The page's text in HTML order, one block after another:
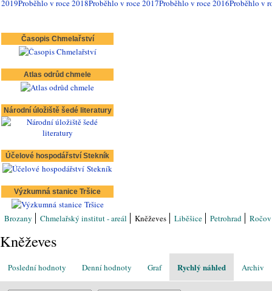
2019Proběhlo v roce 2018Proběhlo v roce 2017Proběhlo v roce 2016Proběhlo v
Časopis Chmelařství
Atlas odrůd chmele
Národní úložiště šedé literatury
Účelové hospodářství Stekník
Výzkumná stanice Tršice
Brozany Chmelařský institut - areál Kněževes Liběšice Petrohrad
Kněževes
Poslední hodnoty Denní hodnoty Graf Rychlý náhled Archiv